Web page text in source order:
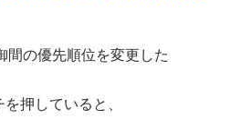
間の優先順位を変更した
押していると、